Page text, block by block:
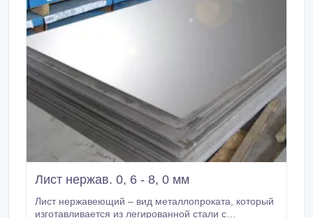
Лист нержав. 0, 6 - 8, 0 мм
Лист нержавеющий – вид металлопроката, который
изготавливается из легированной стали с